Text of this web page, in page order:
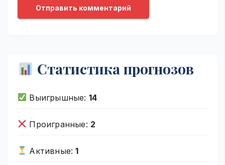
Статистика прогнозов
Выигрышные: 14
Проигранные: 2
Активные:1